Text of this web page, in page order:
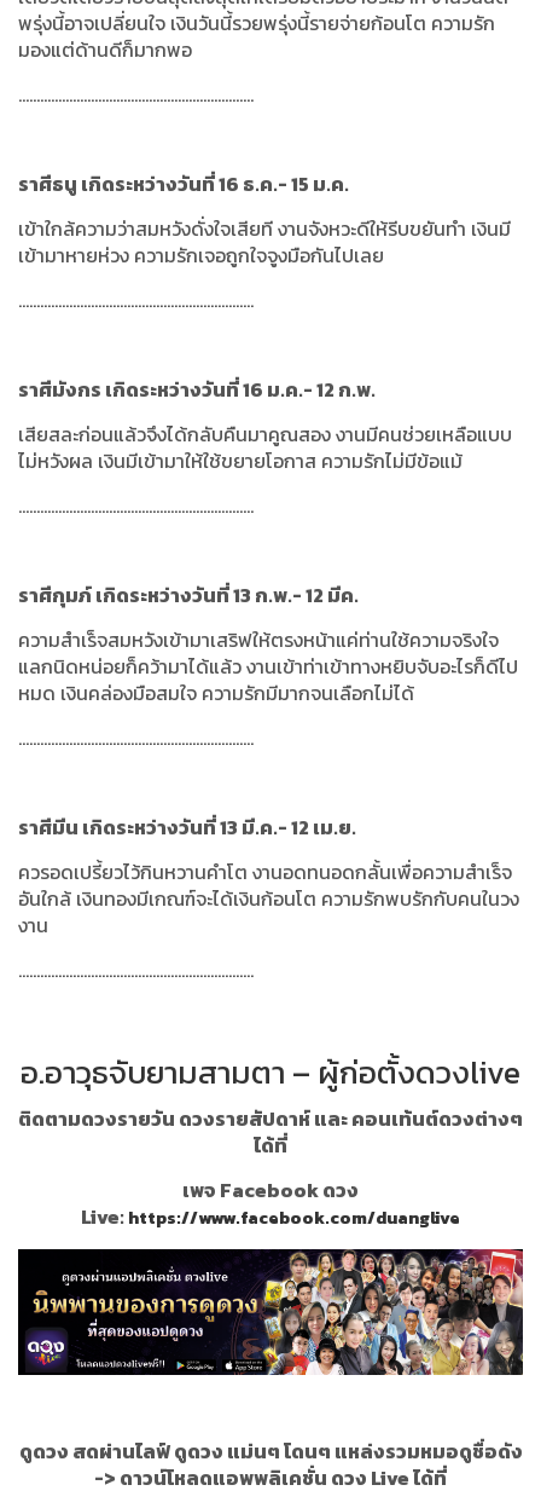
พรุ่งนี้อาจเปลี่ยนใจ เงินวันนี้รวยพรุ่งนี้รายจ่ายก้อนโต ความรัก
มองแต่ด้านดีก็มากพอ
.................................................................
ราศีธนู เกิดระหว่างวันที่ 16 ธ.ค.- 15 ม.ค.
เข้าใกล้ความว่าสมหวังดั่งใจเสียที งานจังหวะดีให้รีบขยันทำ เงินมี
เข้ามาหายห่วง ความรักเจอถูกใจจูงมือกันไปเลย
.................................................................
ราศีมังกร เกิดระหว่างวันที่ 16 ม.ค.- 12 ก.พ.
เสียสละก่อนแล้วจึงได้กลับคืนมาคูณสอง งานมีคนช่วยเหลือแบบ
ไม่หวังผล เงินมีเข้ามาให้ใช้ขยายโอกาส ความรักไม่มีข้อแม้
.................................................................
ราศีกุมภ์ เกิดระหว่างวันที่ 13 ก.พ.- 12 มีค.
ความสำเร็จสมหวังเข้ามาเสริฟให้ตรงหน้าแค่ท่านใช้ความจริงใจ
แลกนิดหน่อยก็คว้ามาได้แล้ว งานเข้าท่าเข้าทางหยิบจับอะไรก็ดีไป
หมด เงินคล่องมือสมใจ ความรักมีมากจนเลือกไม่ได้
.................................................................
ราศีมีน เกิดระหว่างวันที่ 13 มี.ค.- 12 เม.ย.
ควรอดเปรี้ยวไว้กินหวานคำโต งานอดทนอดกลั้นเพื่อความสำเร็จ
อันใกล้ เงินทองมีเกณฑ์จะได้เงินก้อนโต ความรักพบรักกับคนในวง
งาน
.................................................................
อ.อาวุธจับยามสามตา – ผู้ก่อตั้งดวงlive
ติดตามดวงรายวัน ดวงรายสัปดาห์ และ คอนเท้นต์ดวงต่างๆ
ได้ที่
เพจ Facebook ดวง
Live:https://www.facebook.com/duanglive
ดูดวง สดผ่านไลฟ์ ดูดวง แม่นๆ โดนๆ แหล่งรวมหมอดูชื่อดัง
-> ดาวน์โหลดแอพพลิเคชั่น ดวง Live ได้ที่